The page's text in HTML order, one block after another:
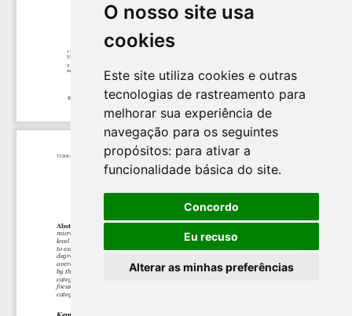
O nosso site usa
cookies
Este site utiliza cookies e outras
tecnologias de rastreamento para
melhorar sua experiência de
navegação para os seguintes
propósitos: para ativar a
funcionalidade básica do site.
Concordo
Eu recuso
Alterar as minhas preferências